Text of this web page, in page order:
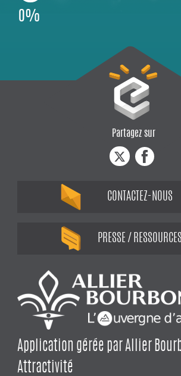
0%
Application gérée par Allier
Attractivité
Partagez sur
CONTACTEZ-NOUS
PRESSE / RESSOURCES